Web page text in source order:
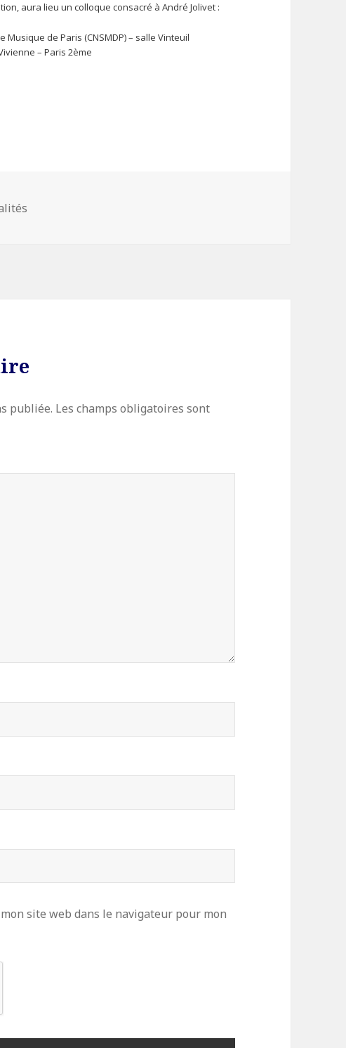
aura lieu un colloque consacré à André Jolivet :
de Paris (CNSMDP) – salle Vinteuil
– Paris 2ème
publiée. Les champs obligatoires sont
site web dans le navigateur pour mon